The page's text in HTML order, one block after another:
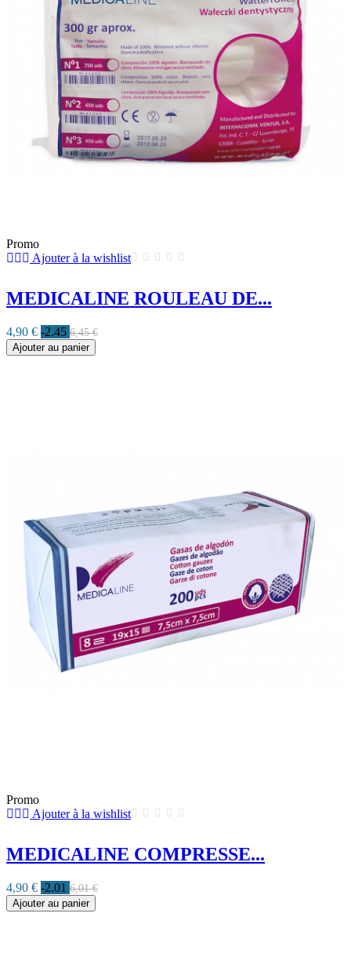
Promo
Ajouter à la wishlist
MEDICALINE ROULEAU DE...
4,90 € -2.45 6,45 €
Ajouter au panier
Promo
Ajouter à la wishlist
MEDICALINE COMPRESSE...
4,90 € -2.01 6,01 €
Ajouter au panier